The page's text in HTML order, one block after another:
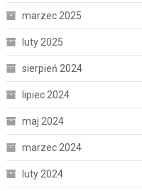
marzec 2025
luty 2025
sierpień 2024
lipiec 2024
maj 2024
marzec 2024
luty 2024